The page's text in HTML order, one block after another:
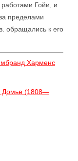
Гойи, и
пределами
обращались к его
Харменс
Домье (1808—